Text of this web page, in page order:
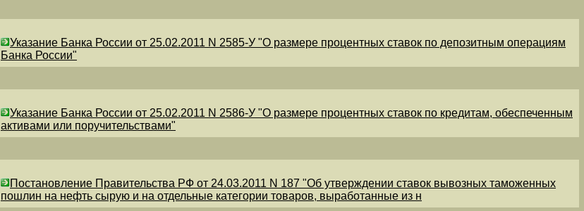
Указание Банка России от 25.02.2011 N 2585-У "О размере процентных ставок по депозитным операциям
Банка России"
Указание Банка России от 25.02.2011 N 2586-У "О размере процентных ставок по кредитам, обеспеченным
активами или поручительствами"
Постановление Правительства РФ от 24.03.2011 N 187 "Об утверждении ставок вывозных таможенных
пошлин на нефть сырую и на отдельные категории товаров, выработанные из н